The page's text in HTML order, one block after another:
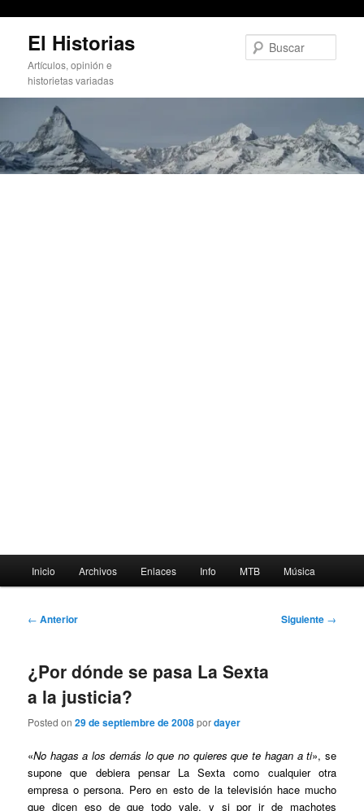
contenido
principal
El Historias
Artículos, opinión e
historietas variadas
principal
Inicio Archivos Enlaces Info MTB Música
Navegación
← Anterior Siguiente →
¿Por dónde se pasa La Sexta
a la justicia?
Posted on29 de septiembre de 2008pordayer
«No hagas a los demás lo que no quieres que te hagan a ti», se
supone que debiera pensar La Sexta como cualquier otra
empresa o persona. Pero en esto de la televisión hace mucho
que dicen eso de que todo vale, y si por ir de machotes